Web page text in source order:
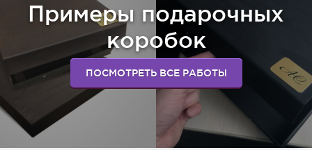
Примеры подарочных
коробок
ПОСМОТРЕТЬ ВСЕ РАБОТЫ